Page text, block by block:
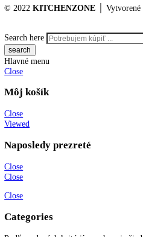
+421 910 644 244
info@kitchenzone.sk
www.kitchenzone.sk
Informácie
O spoločnosti
Možnosti dopravy a platby
Obchodné podmienky